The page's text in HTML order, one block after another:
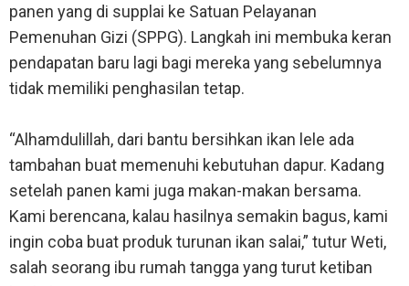
panen yang di supplai ke Satuan Pelayanan
Pemenuhan Gizi (SPPG). Langkah ini membuka keran
pendapatan baru lagi bagi mereka yang sebelumnya
tidak memiliki penghasilan tetap.
“Alhamdulillah, dari bantu bersihkan ikan lele ada
tambahan buat memenuhi kebutuhan dapur. Kadang
setelah panen kami juga makan-makan bersama.
Kami berencana, kalau hasilnya semakin bagus, kami
ingin coba buat produk turunan ikan salai,” tutur Weti,
salah seorang ibu rumah tangga yang turut ketiban